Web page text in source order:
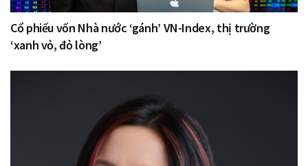
Cổ phiếu vốn Nhà nước ‘gánh’ VN-Index, thị trường
‘xanh vỏ, đỏ lòng’